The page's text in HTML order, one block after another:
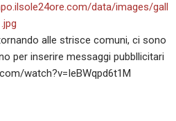
data/images/gall
alle strisce comuni, ci sono
per inserire messaggi pubbllicitari
watch?v=IeBWqpd6t1M